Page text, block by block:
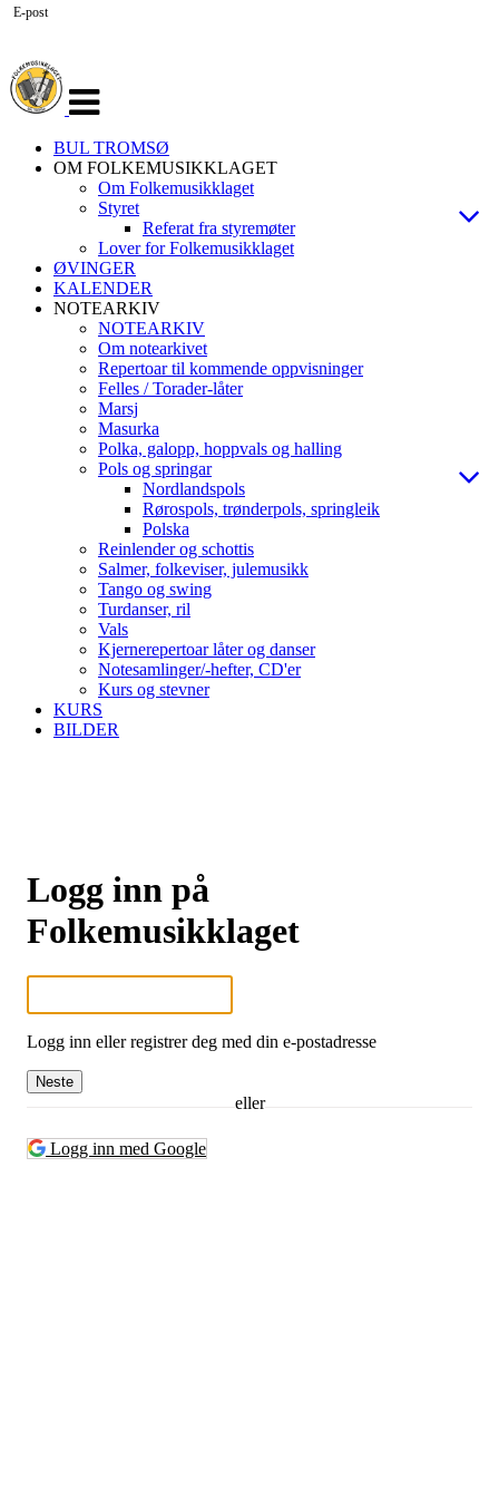
navigasjon
BUL TROMSØ
OM FOLKEMUSIKKLAGET
Om Folkemusikklaget
Styret
Referat fra styremøter
Lover for Folkemusikklaget
ØVINGER
KALENDER
NOTEARKIV
NOTEARKIV
Om notearkivet
Repertoar til kommende oppvisninger
Felles / Torader-låter
Marsj
Masurka
Polka, galopp, hoppvals og halling
Pols og springar
Nordlandspols
Rørospols, trønderpols, springleik
Polska
Reinlender og schottis
Salmer, folkeviser, julemusikk
Tango og swing
Turdanser, ril
Vals
Kjernerepertoar låter og danser
Notesamlinger/-hefter, CD'er
Kurs og stevner
KURS
BILDER
Logg inn på
Folkemusikklaget
E-post
Logg inn eller registrer deg med din e-postadresse
Neste
eller
Logg inn med Google